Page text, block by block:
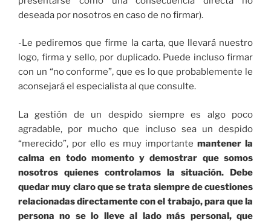
deseada por nosotros en caso de no firmar).
-Le pediremos que firme la carta, que llevará nuestro
logo, firma y sello, por duplicado. Puede incluso firmar
con un “no conforme”, que es lo que probablemente le
aconsejará el especialista al que consulte.
La gestión de un despido siempre es algo poco
agradable, por mucho que incluso sea un despido
“merecido”, por ello es muy importante mantener la
calma en todo momento y demostrar que somos
nosotros quienes controlamos la situación.
Debe
quedar muy claro que se trata siempre de cuestiones
relacionadas directamente con el trabajo, para que la
persona no se lo lleve al lado más personal, que